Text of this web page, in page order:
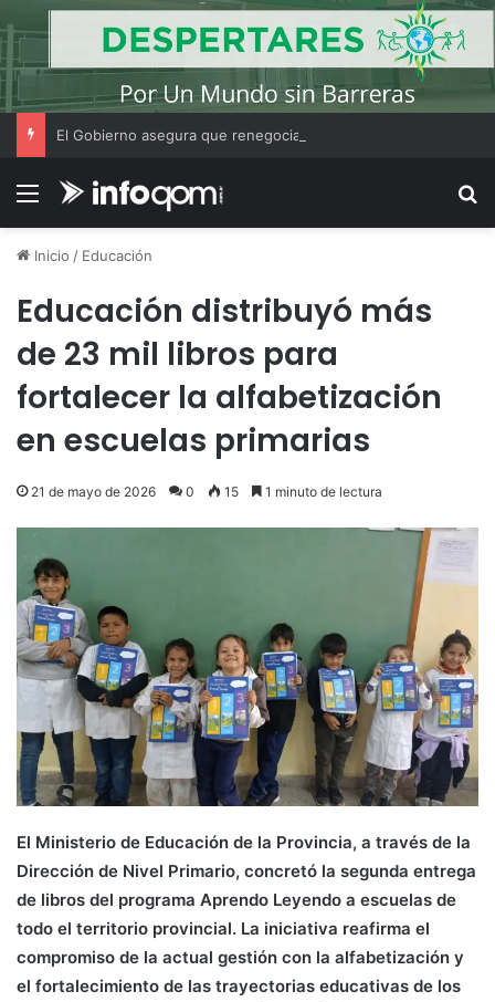
Menú
Inicio / Educación
Educación distribuyó más
de 23 mil libros para
fortalecer la alfabetización
en escuelas primarias
21 de mayo de 2026 0 15 1 minuto de lectura
El Ministerio de Educación de la Provincia, a través de la
Dirección de Nivel Primario, concretó la segunda entrega
de libros del programa Aprendo Leyendo a escuelas de
todo el territorio provincial. La iniciativa reafirma el
compromiso de la actual gestión con la alfabetización y
el fortalecimiento de las trayectorias educativas de los